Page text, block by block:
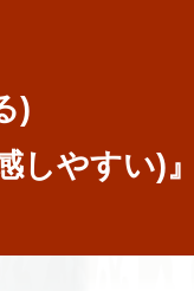
)
しやすい)